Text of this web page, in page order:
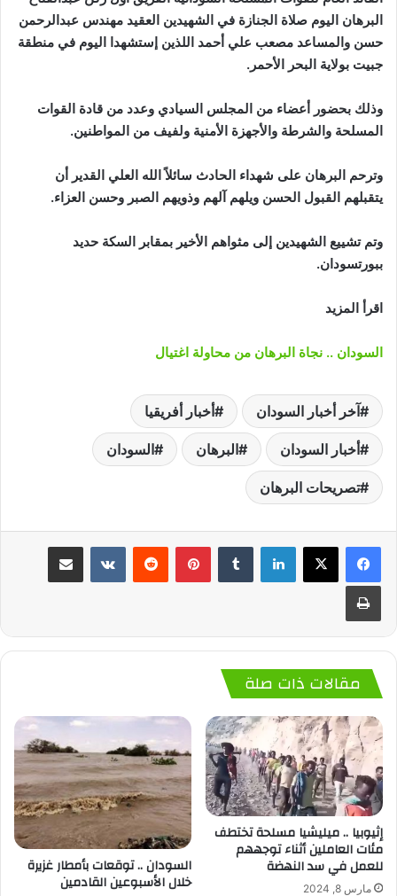
البرهان اليوم صلاة الجنازة في الشهيدين العقيد مهندس عبدالرحمن
حسن والمساعد مصعب علي أحمد اللذين إستشهدا اليوم في منطقة
جبيت بولاية البحر الأحمر.
وذلك بحضور أعضاء من المجلس السيادي وعدد من قادة القوات
المسلحة والشرطة والأجهزة الأمنية ولفيف من المواطنين.
وترحم البرهان على شهداء الحادث سائلاً الله العلي القدير أن
يتقبلهم القبول الحسن ويلهم آلهم وذويهم الصبر وحسن العزاء.
وتم تشييع الشهيدين إلى مثواهم الأخير بمقابر السكة حديد
ببورتسودان.
اقرأ المزيد
السودان .. نجاة البرهان من محاولة اغتيال
آخر أخبار السودان أخبار أفريقيا
أخبار السودان البرهان السودان
تصريحات البرهان
لينكدإن بينتيريست
مقالات ذات صلة
إثيوبيا .. ميليشيا مسلحة تختطف
مئات العاملين أثناء توجههم
للعمل في سد النهضة
مارس 8, 2024
السودان .. توقعات بأمطار غزيرة
خلال الأسبوعين القادمين